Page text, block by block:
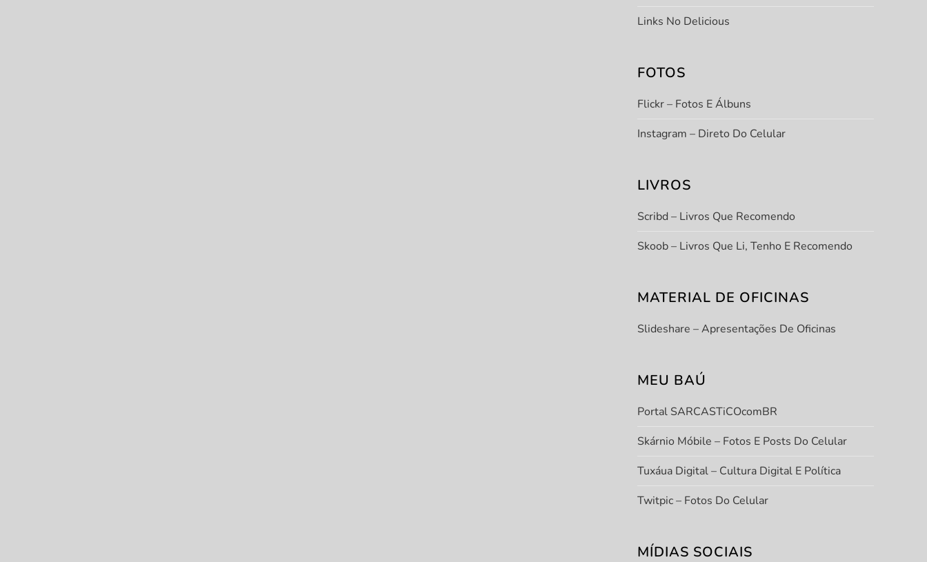
Links No Delicious
FOTOS
Flickr – Fotos E Álbuns
Instagram – Direto Do Celular
LIVROS
Scribd – Livros Que Recomendo
Skoob – Livros Que Li, Tenho E Recomendo
MATERIAL DE OFICINAS
Slideshare – Apresentações De Oficinas
MEU BAÚ
Portal SARCASTiCOcomBR
Skárnio Móbile – Fotos E Posts Do Celular
Tuxáua Digital – Cultura Digital E Política
Twitpic – Fotos Do Celular
MÍDIAS SOCIAIS